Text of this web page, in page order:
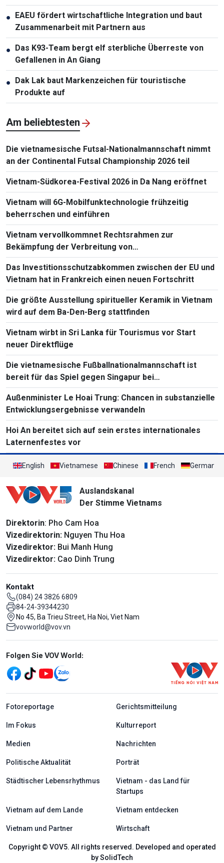
● EAEU fördert wirtschaftliche Integration und baut
Zusammenarbeit mit Partnern aus
● Das K93-Team bergt elf sterbliche Überreste von
Gefallenen in An Giang
● Dak Lak baut Markenzeichen für touristische
Produkte auf
Am beliebtesten
Die vietnamesische Futsal-Nationalmannschaft nimmt
an der Continental Futsal Championship 2026 teil
Vietnam-Südkorea-Festival 2026 in Da Nang eröffnet
Vietnam will 6G-Mobilfunktechnologie frühzeitig
beherrschen und einführen
Vietnam vervollkommnet Rechtsrahmen zur
Bekämpfung der Verbreitung von
Massenvernichtungswaffen
Das Investitionsschutzabkommen zwischen der EU und
Vietnam hat in Frankreich einen neuen Fortschritt
Die größte Ausstellung spiritueller Keramik in Vietnam
wird auf dem Ba-Den-Berg stattfinden
Vietnam wirbt in Sri Lanka für Tourismus vor Start
neuer Direktflüge
Die vietnamesische Fußballnationalmannschaft ist
bereit für das Spiel gegen Singapur bei
Südostasienmeisterschaft 2026
Außenminister Le Hoai Trung: Chancen in substanzielle
Entwicklungsergebnisse verwandeln
Hoi An bereitet sich auf sein erstes internationales
Laternenfestes vor
English Vietnamese Chinese French German
Auslandskanal
Der Stimme Vietnams
Direktorin: Pho Cam Hoa
Vizedirektorin: Nguyen Thu Hoa
Vizedirektor: Bui Manh Hung
Vizedirektor: Cao Dinh Trung
Kontakt
(084) 24 3826 6809
84-24-39344230
No 45, Ba Trieu Street, Ha Noi, Viet Nam
vovworld@vov.vn
Mạng xã hội
Folgen Sie VOV World:
menu footer tiếng Đức
Fotoreportage Gerichtsmitteilung
Im Fokus Kulturreport
Medien Nachrichten
Politische Aktualität Porträt
Städtischer Lebensrhythmus
Vietnam - das Land für
Startups
Vietnam auf dem Lande Vietnam entdecken
Vietnam und Partner Wirtschaft
Copyright © VOV5. All rights reserved. Developed and operated
by SolidTech